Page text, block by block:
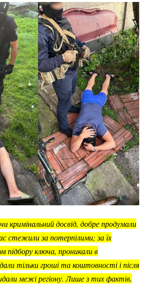
кримінальний досвід, добре продумали
стежили за потерпілими; за їх
підбору ключа, проникали в
тільки гроші та коштовності і після
межі регіону. Лише з тих фактів,